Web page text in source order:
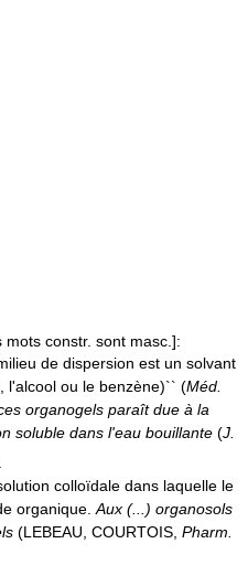
constr. sont masc.]:
de dispersion est un solvant
, l'alcool ou le benzène)`` (Méd.
organogels paraît due à la
soluble dans l'eau bouillante (J.
colloïdale dans laquelle le
organique. Aux (...) organosols
(LEBEAU, COURTOIS, Pharm.